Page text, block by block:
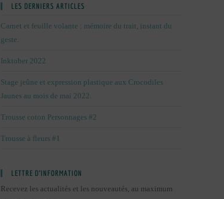
LES DERNIERS ARTICLES
Carnet et feuille volante : mémoire du trait, instant du
geste.
Inktober 2022
Stage jeûne et expression plastique aux Crocodiles
Jaunes au mois de mai 2022.
Trousse coton Personnages #2
Trousse à fleurs #1
LETTRE D’INFORMATION
Recevez les actualités et les nouveautés, au maximum